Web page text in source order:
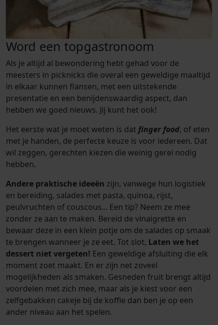
Word een topgastronoom
Als je altijd al bewondering hebt gehad voor de
meesters in picknicks die overal een geweldige maaltijd
in elkaar kunnen flansen, met een uitstekende
presentatie en een benijdenswaardig aspect, dan
hebben we goed nieuws. Jij kunt het ook!
Het eerste wat je moet weten is dat finger food, of eten
met je handen, de perfecte keuze is voor iedereen. Dat
wil zeggen, gerechten kiezen die weinig gerei nodig
hebben.
Andere praktische ideeën zijn, vanwege hun logistiek
en bereiding, salades met pasta, quinoa, rijst,
peulvruchten of couscous... Een tip? Neem ze mee
zonder ze aan te maken. Bereid de vinaigrette en
bewaar deze in een klein potje om de salades op smaak
te brengen wanneer je ze eet. Tot slot, Laten we het
dessert niet vergeten! Een geweldige afsluiting die elk
moment zoet maakt. En er zijn net zoveel
mogelijkheden als smaken. Gesneden fruit brengt altijd
voordelen met zich mee, maar als je kiest voor een
zelfgebakken cakeje bij de koffie dan ben je op een
ander niveau aan het spelen.